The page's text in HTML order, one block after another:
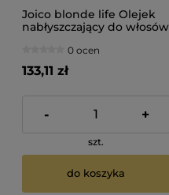
Joico blonde life Olejek
nabłyszczający do włosów
0 ocen
133,11 zł
- +
szt.
do koszyka